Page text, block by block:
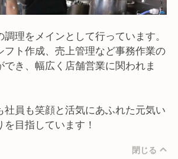
理をメインとして行っています。
フト作成、売上管理など事務作業の
き、幅広く店舗営業に関われま
社員も笑顔と活気にあふれた元気い
目指しています！
閉じる